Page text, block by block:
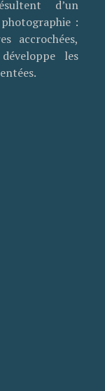
d’un
:
accrochées,
les